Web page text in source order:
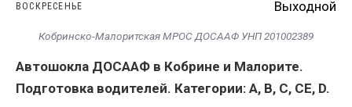
ВОСКРЕСЕНЬЕ Выходной
Кобринско-Малоритская МРОС ДОСААФ УНП 201002389
Автошокла ДОСААФ в Кобрине и Малорите.
Подготовка водителей. Категории: А, В, С, СЕ, D.